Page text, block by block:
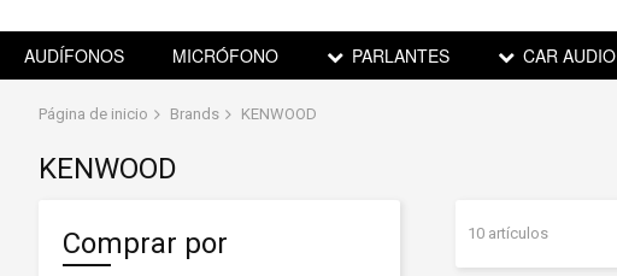
contenido
AUDÍFONOS MICRÓFONO PARLANTES CAR AUDIO
Página de inicio Brands KENWOOD
KENWOOD
10artículos
Comprar por